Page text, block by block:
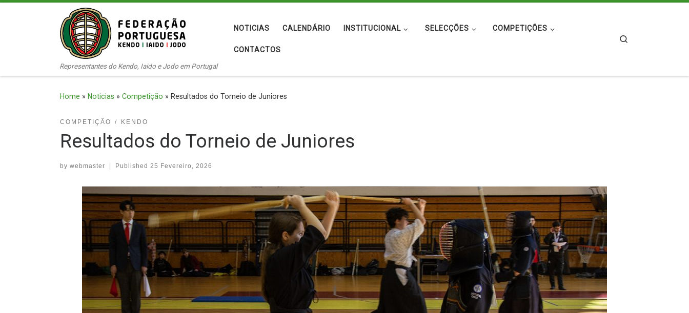
Representantes do Kendo, Iaido e Jodo em Portugal
NOTICIAS CALENDÁRIO INSTITUCIONAL SELECÇÕES COMPETIÇÕES
CONTACTOS
Home » Noticias » Competição » Resultados do Torneio de Juniores
COMPETIÇÃO KENDO
Resultados do Torneio de Juniores
by webmaster Published 25 Fevereiro, 2026